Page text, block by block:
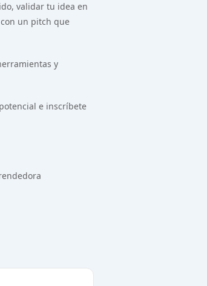
validar tu idea en
un pitch que
y
e inscríbete